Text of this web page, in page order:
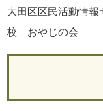
大田区区民活動情報
校 おやじの会